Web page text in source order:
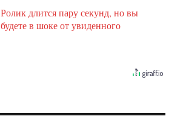
Ролик длится пару секунд, но вы
будете в шоке от увиденного